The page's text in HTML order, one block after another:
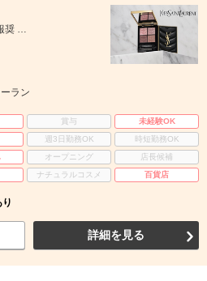
奨 …
ラン
賞与
未経験OK
週3日勤務OK
時短勤務OK
オープニング
店長候補
ナチュラルコスメ 百貨店
詳細を見る